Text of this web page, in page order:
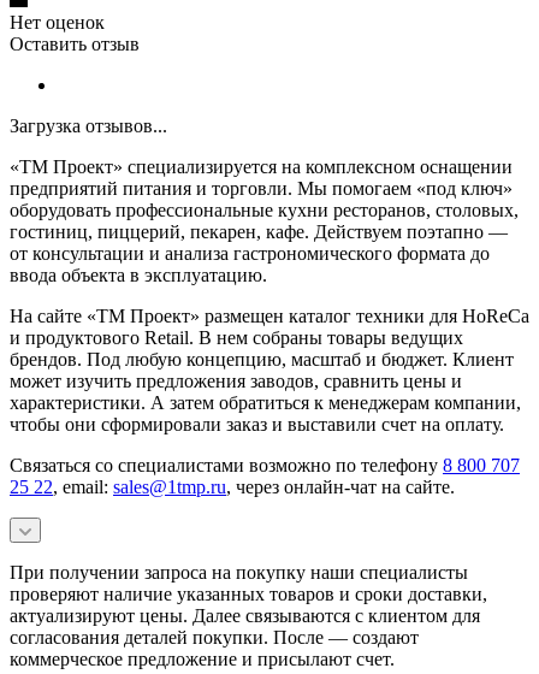
Нет оценок
Оставить отзыв
Загрузка отзывов...
«ТМ Проект» специализируется на комплексном оснащении
предприятий питания и торговли. Мы помогаем «под ключ»
оборудовать профессиональные кухни ресторанов, столовых,
гостиниц, пиццерий, пекарен, кафе. Действуем поэтапно —
от консультации и анализа гастрономического формата до
ввода объекта в эксплуатацию.
На сайте «ТМ Проект» размещен каталог техники для HoReCa
и продуктового Retail. В нем собраны товары ведущих
брендов. Под любую концепцию, масштаб и бюджет. Клиент
может изучить предложения заводов, сравнить цены и
характеристики. А затем обратиться к менеджерам компании,
чтобы они сформировали заказ и выставили счет на оплату.
Связаться со специалистами возможно по телефону 8 800 707
25 22, email: sales@1tmp.ru, через онлайн-чат на сайте.
При получении запроса на покупку наши специалисты
проверяют наличие указанных товаров и сроки доставки,
актуализируют цены. Далее связываются с клиентом для
согласования деталей покупки. После — создают
коммерческое предложение и присылают счет.